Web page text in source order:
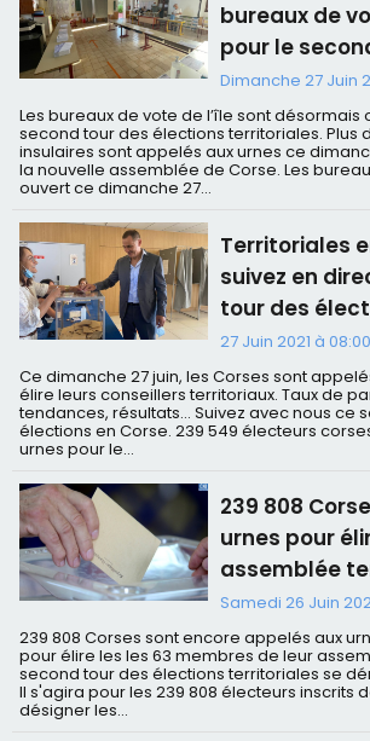
bureaux de
pour le
Dimanche 27 Juin
Les bureaux de vote de l’île sont désormais
second tour des élections territoriales. Plus
insulaires sont appelés aux urnes ce
la nouvelle assemblée de Corse. Les
ouvert ce dimanche 27...
Territoriales
suivez en
tour des
27 Juin 2021 à 08:00
Ce dimanche 27 juin, les Corses sont
élire leurs conseillers territoriaux. Taux de
tendances, résultats… Suivez avec nous ce
élections en Corse. 239 549 électeurs
urnes pour le...
239 808
urnes pour
assemblée
Samedi 26 Juin
239 808 Corses sont encore appelés aux
pour élire les les 63 membres de leur
second tour des élections territoriales se
Il s'agira pour les 239 808 électeurs inscrits
désigner les...